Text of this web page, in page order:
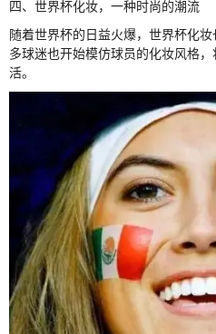
四、世界杯化妆，一种时尚的潮流
随着世界杯的日益火爆，世界杯化
多球迷也开始模仿球员的化妆风格
活。